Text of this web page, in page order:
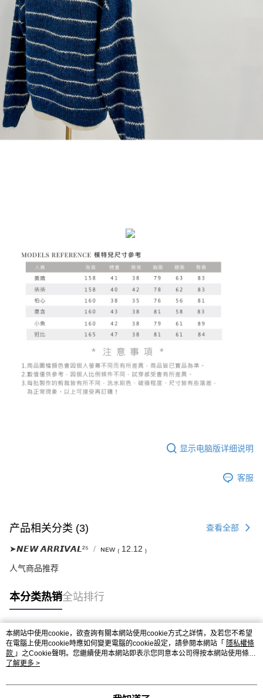
显示电脑版详细说明
客服
产品相关分类 (3) 查看全部
➤𝙉𝙀𝙒 𝘼𝙍𝙍𝙄𝙑𝘼𝙇²⁵ ɴᴇᴡ ₍ 12.12 ₎
人气商品推荐
本分类热销全站排行
热门标签
本網站中使用cookie，欲查詢有關本網站使用cookie方式之詳情，及若您不希望
在電腦上使用cookie時應如何變更電腦的cookie設定，請參閱本網站「 隱私權條
款 」之Cookie聲明。您繼續使用本網站即表示您同意本公司得按本網站使用條款
之Cookie聲明使用cookie。
了解更多 >